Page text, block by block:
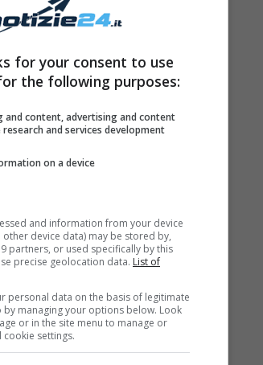
e stories relative alla
le porte della sua
da Iva Zanicchi,
di maioliche bianche e
lavandini. Uno spazio
le sue opere
stagione
for your consent to use
the following purposes:
and content, advertising and content
and services development
on a device
and information from your device
device data) may be stored by,
partners, or used specifically by this
precise geolocation data. List of
personal data on the basis of legitimate
by managing your options below. Look
or in the site menu to manage or
settings.